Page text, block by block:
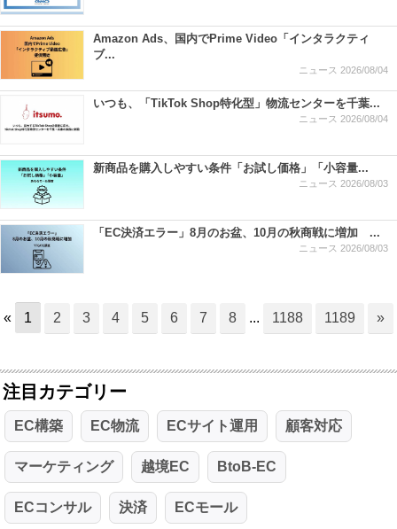
Amazon Ads、国内でPrime Video「インタラクティ
ブ...
ニュース 2026/08/04
いつも、「TikTok Shop特化型」物流センターを千葉...
ニュース 2026/08/04
新商品を購入しやすい条件「お試し価格」「小容量...
ニュース 2026/08/03
「EC決済エラー」8月のお盆、10月の秋商戦に増加 ...
ニュース 2026/08/03
« 1 2 3 4 5 6 7 8 ... 1188 1189 »
注目カテゴリー
EC構築 EC物流 ECサイト運用 顧客対応
マーケティング 越境EC BtoB-EC
ECコンサル 決済 ECモール